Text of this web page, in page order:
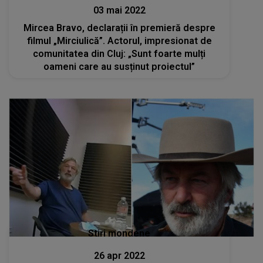
03 mai 2022
Mircea Bravo, declarații în premieră despre
filmul „Mirciulică”. Actorul, impresionat de
comunitatea din Cluj: „Sunt foarte mulți
oameni care au susținut proiectul”
Stiri mondene
26 apr 2022